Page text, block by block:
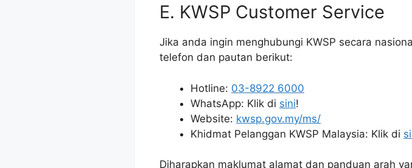
E. KWSP Customer Service
Jika anda ingin menghubungi KWSP secara
telefon dan pautan berikut:
Hotline: 03-8922 6000
WhatsApp: Klik di sini!
Website: kwsp.gov.my/ms/
Khidmat Pelanggan KWSP Malaysia: Klik di
Diharapkan maklumat alamat dan panduan arah